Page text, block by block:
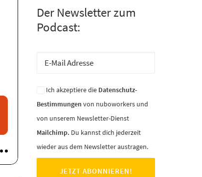
Der Newsletter zum
Podcast:
Ich akzeptiere die Datenschutz-
Bestimmungen von nuboworkers und
von unserem Newsletter-Dienst
Mailchimp. Du kannst dich jederzeit
wieder aus dem Newsletter austragen.